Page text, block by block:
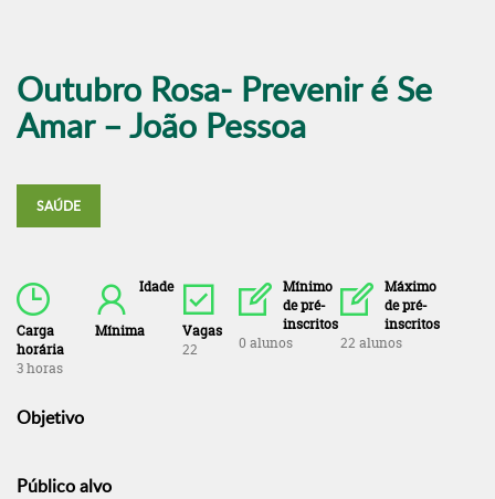
Outubro Rosa- Prevenir é Se
Amar – João Pessoa
SAÚDE
Carga
horária
3 horas
Idade
Mínima
Vagas
22
Mínimo
de pré-
inscritos
0 alunos
Máximo
de pré-
inscritos
22 alunos
Objetivo
Público alvo